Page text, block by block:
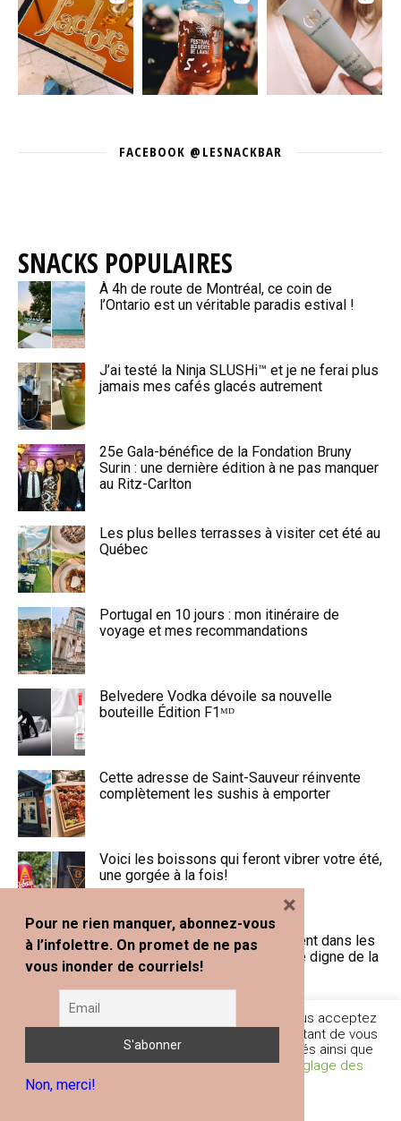
FACEBOOK @LESNACKBAR
SNACKS POPULAIRES
À 4h de route de Montréal, ce coin de
l’Ontario est un véritable paradis estival !
J’ai testé la Ninja SLUSHi™ et je ne ferai plus
jamais mes cafés glacés autrement
25e Gala-bénéfice de la Fondation Bruny
Surin : une dernière édition à ne pas manquer
au Ritz-Carlton
Les plus belles terrasses à visiter cet été au
Québec
Portugal en 10 jours : mon itinéraire de
voyage et mes recommandations
Belvedere Vodka dévoile sa nouvelle
bouteille Édition F1ᴹᴰ
Cette adresse de Saint-Sauveur réinvente
complètement les sushis à emporter
Voici les boissons qui feront vibrer votre été,
une gorgée à la fois!
Le Veuve Clicquot Sun Club revient dans les
Laurentides avec une expérience digne de la
Côte d’Azur
Roch Voisine, Jay Scøtt et feu d’artifice : la
Fête nationale s’annonce grandiose à
Terrebonne
En poursuivant votre navigation sur ce site, vous acceptez
l'utilisation de traceurs (cookies) nous permettant de vous
fournir les services et fonctionnalités proposés ainsi que
d’améliorer votre expérience globale.
Réglage des
Pour ne rien manquer, abonnez-vous
à l’infolettre. On promet de ne pas
vous inonder de courriels!
Non, merci!
×